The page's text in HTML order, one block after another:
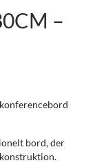
–
bord, der